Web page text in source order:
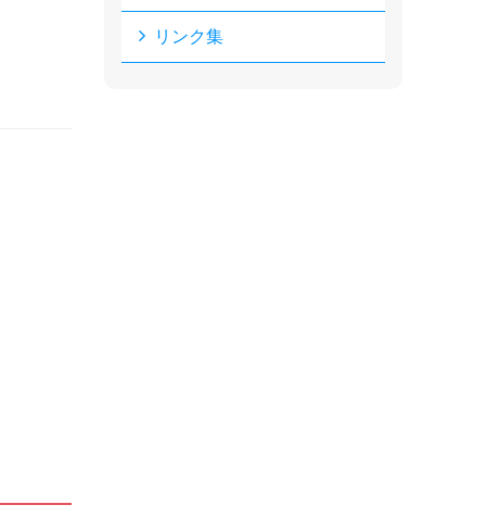
リンク集